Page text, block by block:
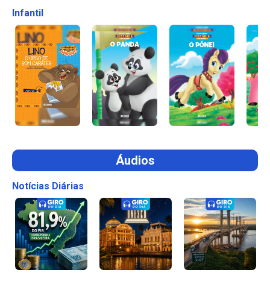
Infantil
Áudios
Notícias Diárias